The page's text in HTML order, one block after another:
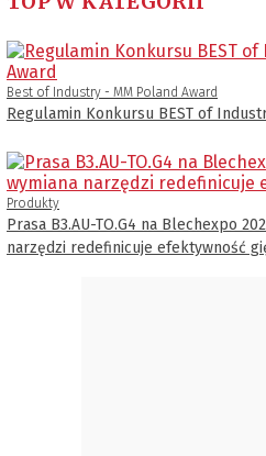
Best of Industry - MM Poland Award
Produkty
Prasa B3.AU-TO.G4 na Blechexpo
narzędzi redefinicuje efektywność